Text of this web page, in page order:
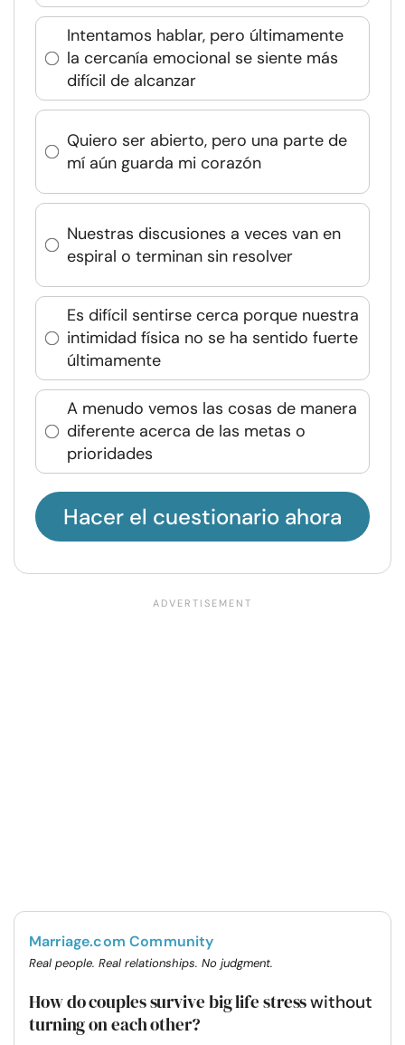
Intentamos hablar, pero últimamente
la cercanía emocional se siente más
difícil de alcanzar
Quiero ser abierto, pero una parte de
mí aún guarda mi corazón
Nuestras discusiones a veces van en
espiral o terminan sin resolver
Es difícil sentirse cerca porque nuestra
intimidad física no se ha sentido fuerte
últimamente
A menudo vemos las cosas de manera
diferente acerca de las metas o
prioridades
Hacer el cuestionario ahora
Marriage.com Community
Real people. Real relationships. No judgment.
How do couples survive big life stresswithout
turning on each other?